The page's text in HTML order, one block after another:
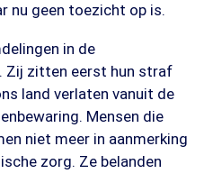
nu geen toezicht op is.
in de
Zij zitten eerst hun straf
land verlaten vanuit de
Mensen die
niet meer in aanmerking
zorg. Ze belanden